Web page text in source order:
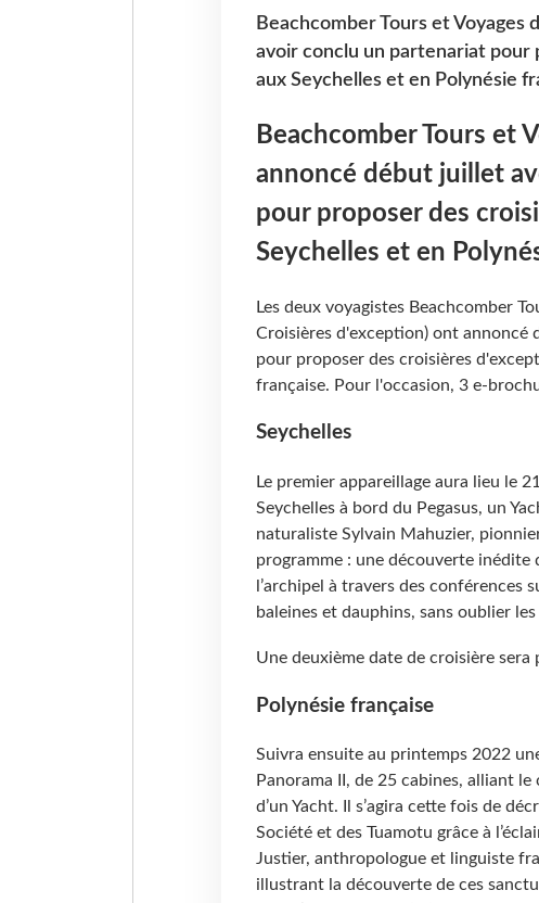
Beachcomber Tours et Voyages
avoir conclu un partenariat pour
aux Seychelles et en Polynésie
Beachcomber Tours et
annoncé début juillet
pour proposer des
Seychelles et en
Les deux voyagistes Beachcomber
Croisières d'exception) ont
pour proposer des croisières
française. Pour l'occasion, 3 e-
Seychelles
Le premier appareillage aura lieu le
Seychelles à bord du Pegasus, un
naturaliste Sylvain Mahuzier,
programme : une découverte inédite
l’archipel à travers des conférences
baleines et dauphins, sans oublier
Une deuxième date de croisière
Polynésie française
Suivra ensuite au printemps 2022
Panorama II, de 25 cabines, alliant
d’un Yacht. Il s’agira cette fois de
Société et des Tuamotu grâce à
Justier, anthropologue et linguiste
illustrant la découverte de ces